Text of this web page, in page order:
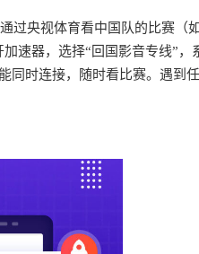
过央视体育看中国队的比赛（
速器，选择“回国影音专线”，
同时连接，随时看比赛。遇到任